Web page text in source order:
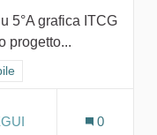
5°A grafica ITCG
progetto...
7 - Energia pulita e
0